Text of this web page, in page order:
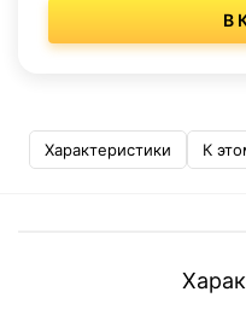
В
Характеристики К